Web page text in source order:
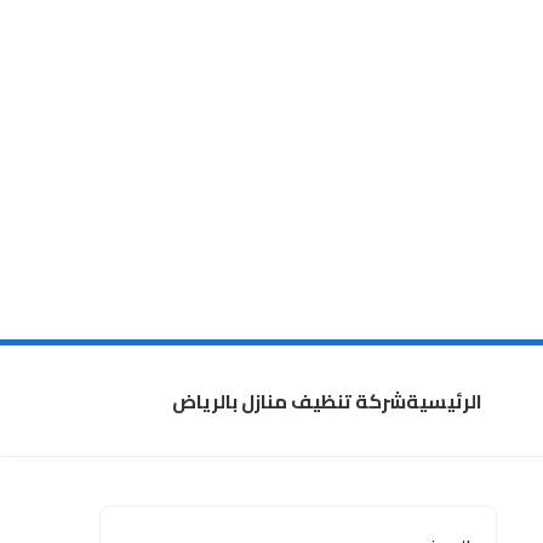
الرئيسيةشركة تنظيف منازل بالرياض